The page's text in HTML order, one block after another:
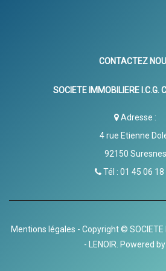
CONTACTEZ
SOCIETE IMMOBILIERE I.C.G.
Adresse :
4 rue Etienne
92150 Suresnes
Tél : 01 45 06 18
Mentions légales - Copyright © SOCIETE
- LENOIR. Powered by